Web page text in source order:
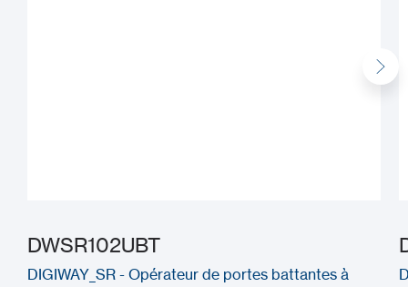
DWSR102UBT
DIGIWAY_SR - Opérateur de portes battantes à